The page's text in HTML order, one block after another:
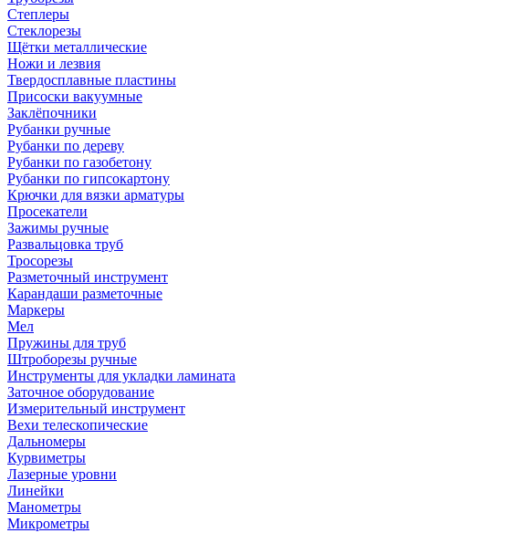
Степлеры
Стеклорезы
Щётки металлические
Ножи и лезвия
Твердосплавные пластины
Присоски вакуумные
Заклёпочники
Рубанки ручные
Рубанки по дереву
Рубанки по газобетону
Рубанки по гипсокартону
Крючки для вязки арматуры
Просекатели
Зажимы ручные
Развальцовка труб
Тросорезы
Разметочный инструмент
Карандаши разметочные
Маркеры
Мел
Пружины для труб
Штроборезы ручные
Инструменты для укладки ламината
Заточное оборудование
Измерительный инструмент
Вехи телескопические
Дальномеры
Курвиметры
Лазерные уровни
Линейки
Манометры
Микрометры